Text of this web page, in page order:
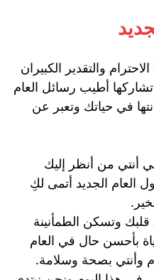
والتقدير الكبيران
أطيب رسائل العام
في حياتك وتعبر عن
أنتي من أنظر إليك
العام الجديد أتمى لكِ
وتسكن الطمأنينة
بأحسن حال في العام
وأنتي بصحة وسلامة.